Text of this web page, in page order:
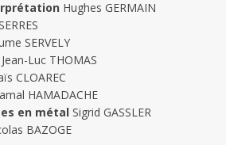
Hughes GERMAIN
SERVELY
Jean-Luc THOMAS
CLOAREC
HAMADACHE
en métal Sigrid GASSLER
BAZOGE